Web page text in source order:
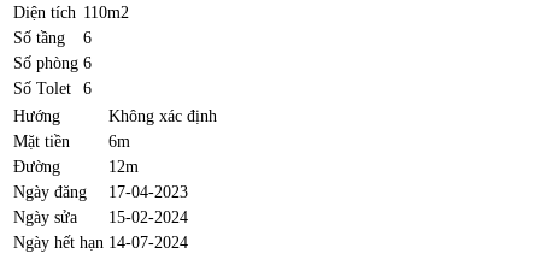
Diện tích 110m2
Số tầng
6
Số phòng 6
Số Tolet
6
Hướng
Không xác định
Mặt tiền
6m
Đường
12m
Ngày đăng
17-04-2023
Ngày sửa
15-02-2024
Ngày hết hạn 14-07-2024